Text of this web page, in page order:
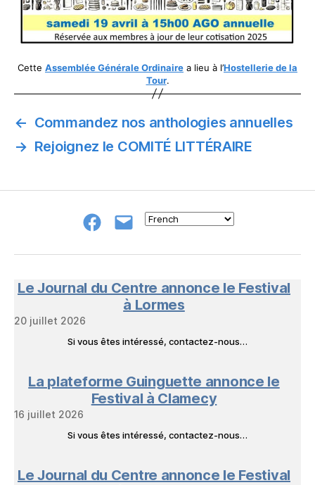
Cette Assemblée Générale Ordinaire a lieu à l’Hostellerie de la
Tour.
← Commandez nos anthologies annuelles
→ Rejoignez le COMITÉ LITTÉRAIRE
Groupe
NeL
E-
à
Livres
Le Journal du Centre annonce le Festival
à Lormes
20 juillet 2026
Si vous êtes intéressé, contactez-nous…
La plateforme Guinguette annonce le
Festival à Clamecy
16 juillet 2026
Si vous êtes intéressé, contactez-nous…
Le Journal du Centre annonce le Festival